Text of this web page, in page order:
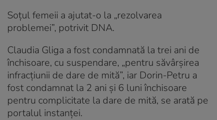
Soțul femeii a ajutat-o la „rezolvarea
problemei”, potrivit DNA.
Claudia Gliga a fost condamnată la trei ani de
închisoare, cu suspendare, „pentru săvârșirea
infracțiunii de dare de mită”, iar Dorin-Petru a
fost condamnat la 2 ani şi 6 luni închisoare
pentru complicitate la dare de mită, se arată pe
portalul instanței.